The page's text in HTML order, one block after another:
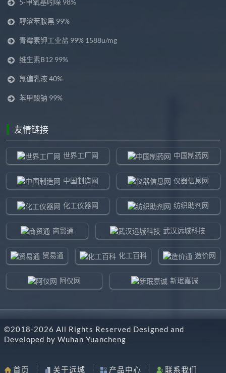
5-甲氧基吲哚 98%
醇溶苯胺黑 99%
青霉素钾工业盐 99% 1588u/mg
维生素B12 99%
氯偏乳液 40%
苯甲酸钠 99%
友情链接
世界工厂网 中国制药网
中国制造网 仪器信息网
化工仪器网 纺织助剂网
商贸通 武汉远城科技
贸易通 化工百科 造价网
阿仪网 新珉嘉诚
东北制造网 药智通
©2018-2026 All Rights Reserved Designed and
Developed by Wuhan Yuancheng
首页 关于远城 产品中心 联系我们